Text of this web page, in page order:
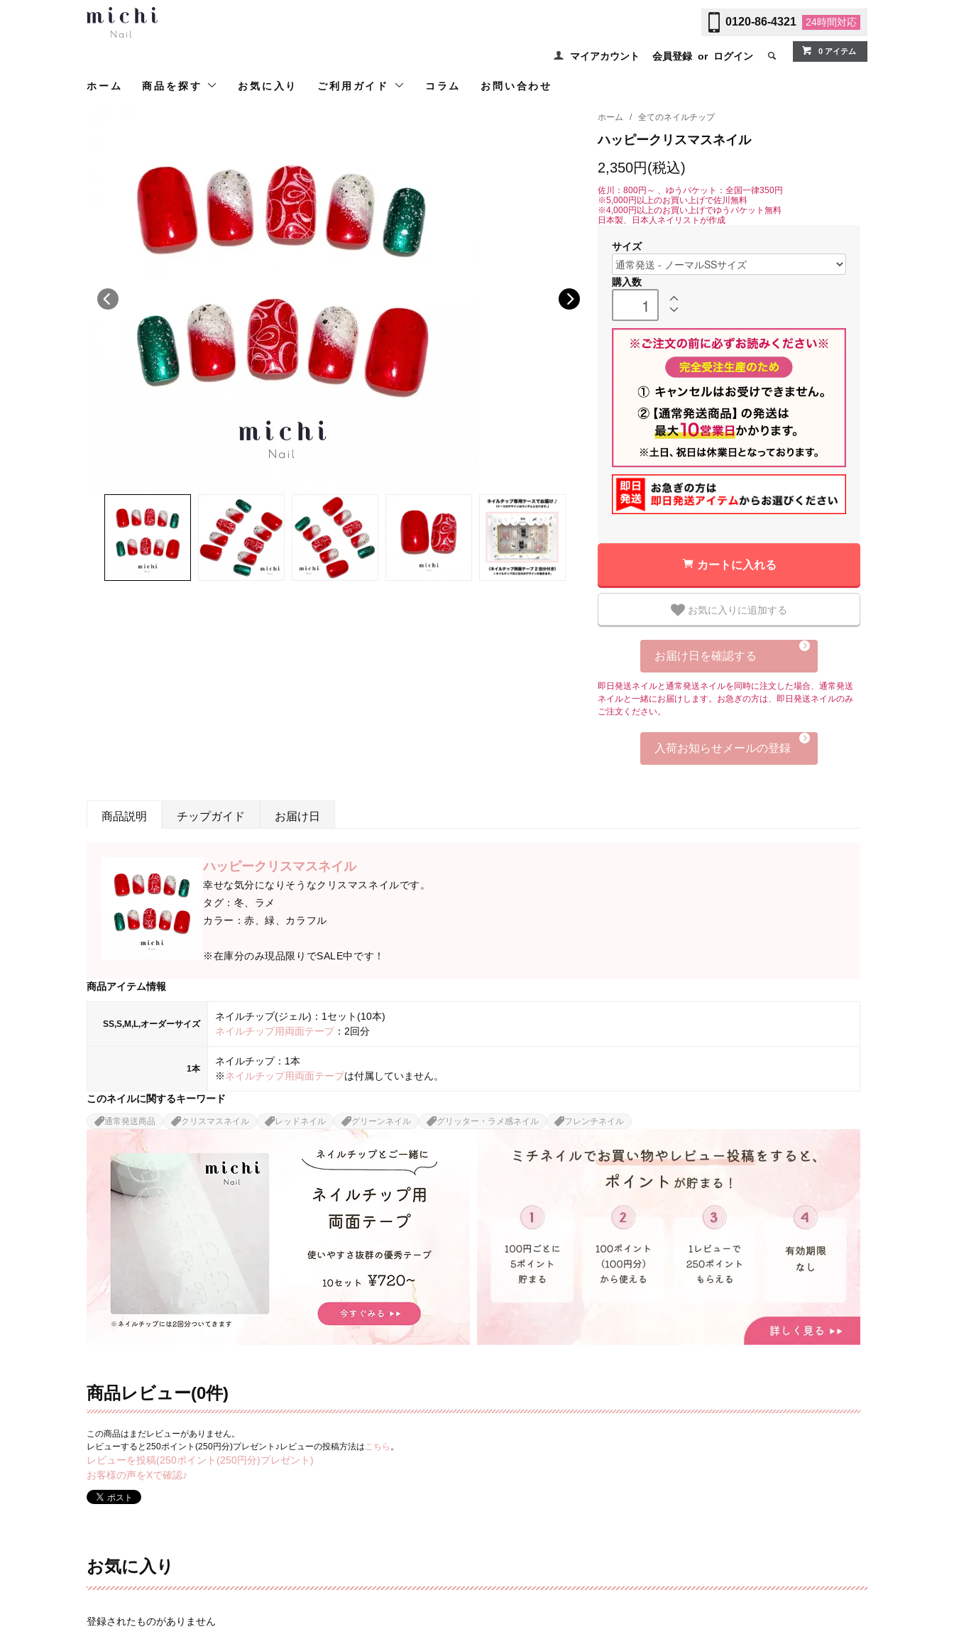
0120-86-4321 24時間対応
マイアカウント 会員登録 or ログイン 0 アイテム
ホーム 商品を探す お気に入り ご利用ガイド コラム お問い合わせ
ホーム / 全てのネイルチップ
ハッピークリスマスネイル
2,350円(税込)
佐川：800円～ 、ゆうパケット：全国一律350円
※5,000円以上のお買い上げで佐川無料
※4,000円以上のお買い上げでゆうパケット無料
日本製、日本人ネイリストが作成
サイズ
購入数
カートに入れる
お気に入りに追加する
お届け日を確認する
即日発送ネイルと通常発送ネイルを同時に注文した場合、通常発送
ネイルと一緒にお届けします。お急ぎの方は、即日発送ネイルのみ
ご注文ください。
入荷お知らせメールの登録
商品説明 チップガイド お届け日
ハッピークリスマスネイル
幸せな気分になりそうなクリスマスネイルです。
タグ：冬、ラメ
カラー：赤、緑、カラフル
※在庫分のみ現品限りでSALE中です！
商品アイテム情報
SS,S,M,L,オーダーサイズ
ネイルチップ(ジェル)：1セット(10本)
ネイルチップ用両面テープ：2回分
1本
ネイルチップ：1本
※ネイルチップ用両面テープは付属していません。
このネイルに関するキーワード
通常発送商品 クリスマスネイル レッドネイル グリーンネイル グリッター・ラメ感ネイル フレンチネイル
商品レビュー(0件)
この商品はまだレビューがありません。
レビューすると250ポイント(250円分)プレゼント♪レビューの投稿方法は こちら 。
レビューを投稿(250ポイント(250円分)プレゼント)
お客様の声をXで確認♪
お気に入り
登録されたものがありません